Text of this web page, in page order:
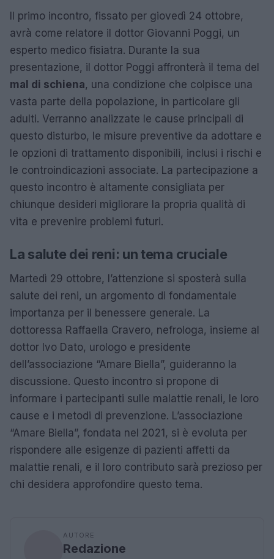
Il primo incontro, fissato per giovedì 24 ottobre,
avrà come relatore il dottor Giovanni Poggi, un
esperto medico fisiatra. Durante la sua
presentazione, il dottor Poggi affronterà il tema del
mal di schiena, una condizione che colpisce una
vasta parte della popolazione, in particolare gli
adulti. Verranno analizzate le cause principali di
questo disturbo, le misure preventive da adottare e
le opzioni di trattamento disponibili, inclusi i rischi e
le controindicazioni associate. La partecipazione a
questo incontro è altamente consigliata per
chiunque desideri migliorare la propria qualità di
vita e prevenire problemi futuri.
La salute dei reni: un tema cruciale
Martedì 29 ottobre, l’attenzione si sposterà sulla
salute dei reni, un argomento di fondamentale
importanza per il benessere generale. La
dottoressa Raffaella Cravero, nefrologa, insieme al
dottor Ivo Dato, urologo e presidente
dell’associazione “Amare Biella”, guideranno la
discussione. Questo incontro si propone di
informare i partecipanti sulle malattie renali, le loro
cause e i metodi di prevenzione. L’associazione
“Amare Biella”, fondata nel 2021, si è evoluta per
rispondere alle esigenze di pazienti affetti da
malattie renali, e il loro contributo sarà prezioso per
chi desidera approfondire questo tema.
AUTORE
Redazione